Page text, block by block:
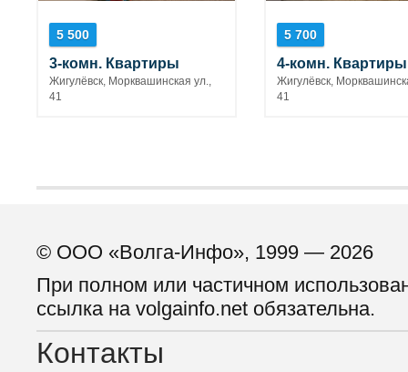
5 500
3-комн. Квартиры
Жигулёвск, Морквашинская ул.,
41
5 700
4-комн. Квартиры
Жигулёвск,
41
© ООО «Волга-Инфо», 1999 — 2026
При полном или частичном
ссылка на volgainfo.net обязательна.
Контакты